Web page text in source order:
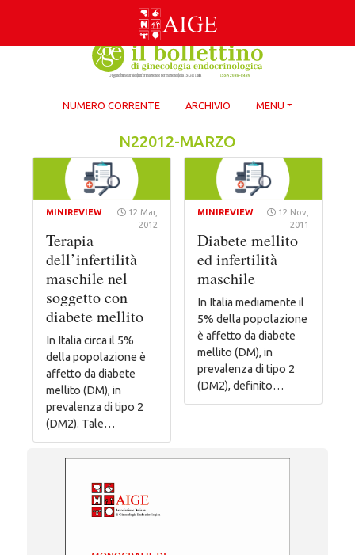
NUMERO CORRENTE ARCHIVIO MENU
N22012-MARZO
MINIREVIEW
12 Mar,
2012
Terapia
dell’infertilità
maschile nel
soggetto con
diabete mellito
In Italia circa il 5%
della popolazione è
affetto da diabete
mellito (DM), in
prevalenza di tipo 2
(DM2). Tale…
MINIREVIEW
12 Nov,
2011
Diabete mellito
ed infertilità
maschile
In Italia mediamente il
5% della popolazione
è affetto da diabete
mellito (DM), in
prevalenza di tipo 2
(DM2), definito…